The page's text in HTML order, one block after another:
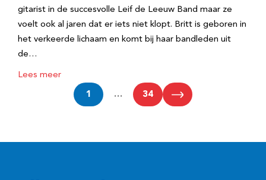
gitarist in de succesvolle Leif de Leeuw Band maar ze
voelt ook al jaren dat er iets niet klopt. Britt is geboren in
het verkeerde lichaam en komt bij haar bandleden uit
de…
Lees meer
1 … 34